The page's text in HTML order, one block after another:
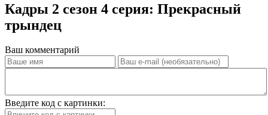
Кадры 2 сезон 4 серия: Прекрасный
трындец
Ваш комментарий
Введите код с картинки: